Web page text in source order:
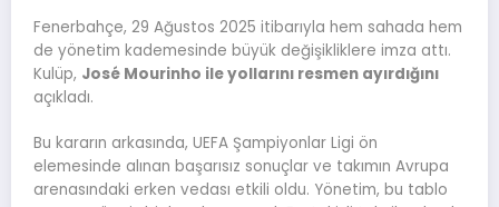
Fenerbahçe, 29 Ağustos 2025 itibarıyla hem sahada hem
de yönetim kademesinde büyük değişikliklere imza attı.
Kulüp, José Mourinho ile yollarını resmen ayırdığını
açıkladı.
Bu kararın arkasında, UEFA Şampiyonlar Ligi ön
elemesinde alınan başarısız sonuçlar ve takımın Avrupa
arenasındaki erken vedası etkili oldu. Yönetim, bu tablo